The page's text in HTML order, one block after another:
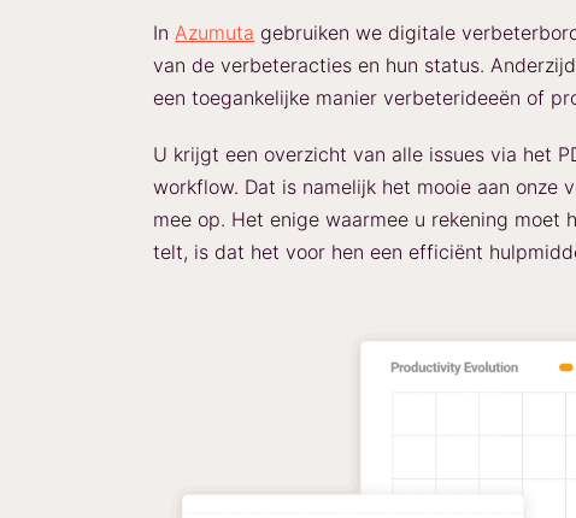
InAzumuta gebruiken we digitale
van de verbeteracties en hun status.
een toegankelijke manier verbeterideeën of
U krijgt een overzicht van alle issues via het
workflow. Dat is namelijk het mooie aan onze
mee op. Het enige waarmee u rekening moet
telt, is dat het voor hen een efficiënt